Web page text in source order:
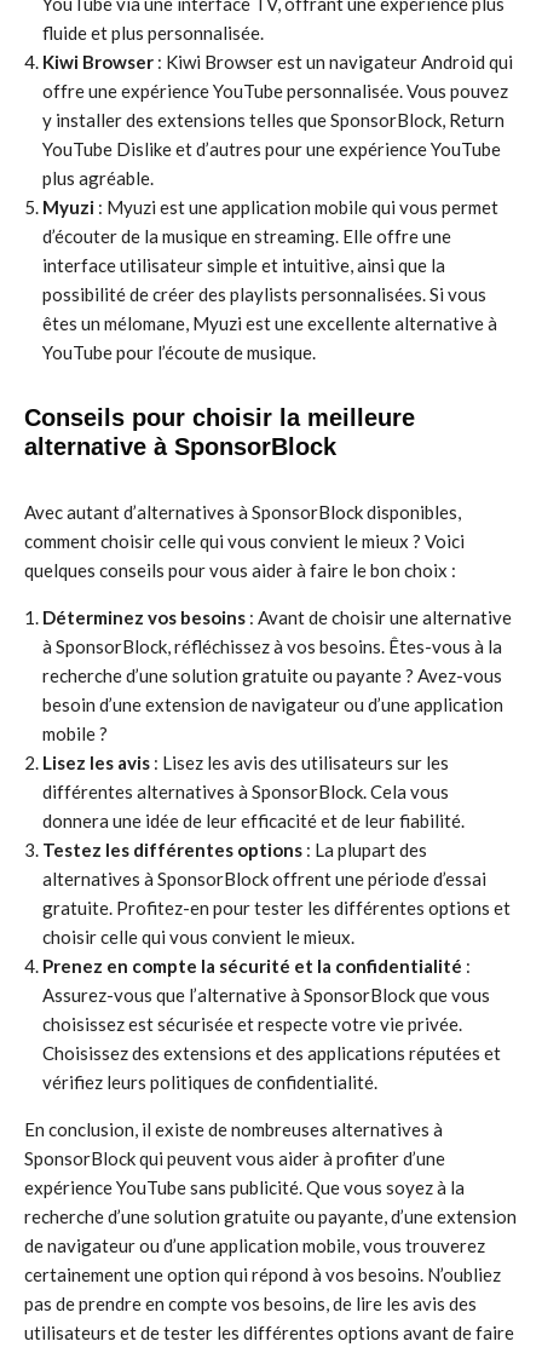
fluide et plus personnalisée.
Kiwi Browser : Kiwi Browser est un navigateur Android qui
offre une expérience YouTube personnalisée. Vous pouvez
y installer des extensions telles que SponsorBlock, Return
YouTube Dislike et d’autres pour une expérience YouTube
plus agréable.
Myuzi : Myuzi est une application mobile qui vous permet
d’écouter de la musique en streaming. Elle offre une
interface utilisateur simple et intuitive, ainsi que la
possibilité de créer des playlists personnalisées. Si vous
êtes un mélomane, Myuzi est une excellente alternative à
YouTube pour l’écoute de musique.
Conseils pour choisir la meilleure
alternative à SponsorBlock
Avec autant d’alternatives à SponsorBlock disponibles,
comment choisir celle qui vous convient le mieux ? Voici
quelques conseils pour vous aider à faire le bon choix :
Déterminez vos besoins : Avant de choisir une alternative
à SponsorBlock, réfléchissez à vos besoins. Êtes-vous à la
recherche d’une solution gratuite ou payante ? Avez-vous
besoin d’une extension de navigateur ou d’une application
mobile ?
Lisez les avis : Lisez les avis des utilisateurs sur les
différentes alternatives à SponsorBlock. Cela vous
donnera une idée de leur efficacité et de leur fiabilité.
Testez les différentes options : La plupart des
alternatives à SponsorBlock offrent une période d’essai
gratuite. Profitez-en pour tester les différentes options et
choisir celle qui vous convient le mieux.
Prenez en compte la sécurité et la confidentialité :
Assurez-vous que l’alternative à SponsorBlock que vous
choisissez est sécurisée et respecte votre vie privée.
Choisissez des extensions et des applications réputées et
vérifiez leurs politiques de confidentialité.
En conclusion, il existe de nombreuses alternatives à
SponsorBlock qui peuvent vous aider à profiter d’une
expérience YouTube sans publicité. Que vous soyez à la
recherche d’une solution gratuite ou payante, d’une extension
de navigateur ou d’une application mobile, vous trouverez
certainement une option qui répond à vos besoins. N’oubliez
pas de prendre en compte vos besoins, de lire les avis des
utilisateurs et de tester les différentes options avant de faire